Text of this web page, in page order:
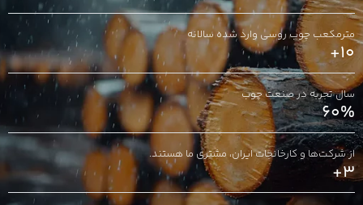
مترمکعب چوب روسی وارد شده سالانه
+10
سال تجربه در صنعت چوب
60%
از شرکت‌ها و کارخانجات ایران، مشتری ما هستند.
+3